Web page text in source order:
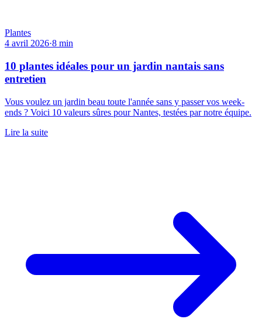
Plantes
4 avril 2026·8 min
10 plantes idéales pour un jardin nantais sans
entretien
Vous voulez un jardin beau toute l'année sans y passer vos week-
ends ? Voici 10 valeurs sûres pour Nantes, testées par notre équipe.
Lire la suite